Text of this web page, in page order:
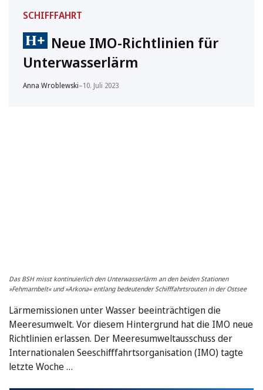
SCHIFFFAHRT
Neue IMO-Richtlinien für
Unterwasserlärm
Anna Wroblewski–10. Juli 2023
Das BSH misst kontinuierlich den Unterwasserlärm an den beiden Stationen
»Fehmarnbelt« und »Arkona« entlang bedeutender Schifffahrtsrouten in der Ostsee
Lärmemissionen unter Wasser beeinträchtigen die
Meeresumwelt. Vor diesem Hintergrund hat die IMO neue
Richtlinien erlassen. Der Meeresumweltausschuss der
Internationalen Seeschifffahrtsorganisation (IMO) tagte
letzte Woche …